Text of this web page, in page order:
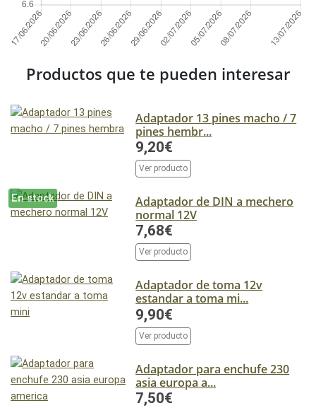
Productos que te pueden interesar
Adaptador 13 pines macho / 7
pines hembr...
9,20€
Ver producto
En stock
Adaptador de DIN a mechero
normal 12V
7,68€
Ver producto
Adaptador de toma 12v
estandar a toma mi...
9,90€
Ver producto
Adaptador para enchufe 230
asia europa a...
7,50€